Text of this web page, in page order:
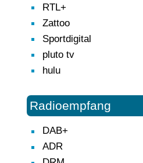
RTL+
Zattoo
Sportdigital
pluto tv
hulu
Radioempfang
DAB+
ADR